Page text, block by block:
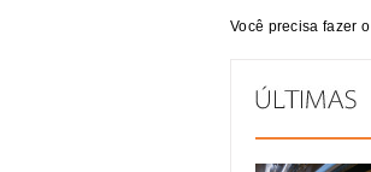
Você precisa fazer o